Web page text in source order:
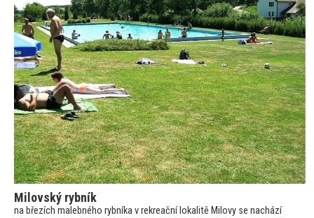
Milovský rybník
na březích malebného rybníka v rekreační lokalitě Milovy se nachází